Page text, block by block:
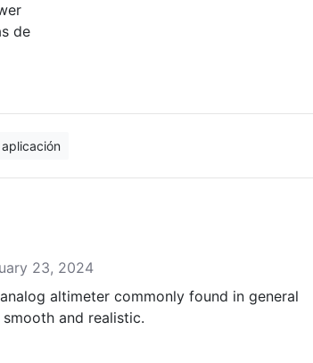
de
23, 2024
altimeter commonly found in general
and realistic.